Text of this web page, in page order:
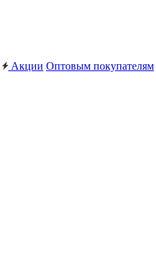
Акции Оптовым покупателям